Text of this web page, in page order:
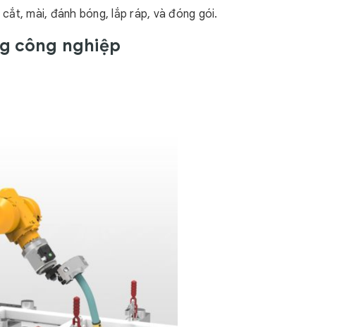
mài, đánh bóng, lắp ráp, và đóng gói.
công nghiệp